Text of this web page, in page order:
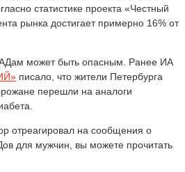
статистике проекта «Честный
рынка достигает примерно 16% от
может быть опасным. Ранее ИА
писало, что жители Петербурга
перешли на аналоги
отреагировал на сообщения о
для мужчин, вы можете прочитать